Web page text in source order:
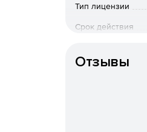
Тип лицензии
Срок действия
Отзывы